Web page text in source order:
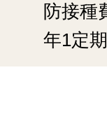
防接種
年1定